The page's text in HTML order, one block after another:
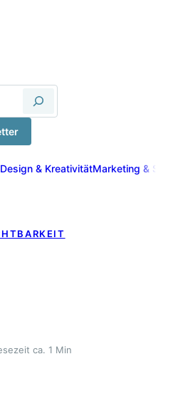
Design & KreativitätMarketing &
ca. 1 Min